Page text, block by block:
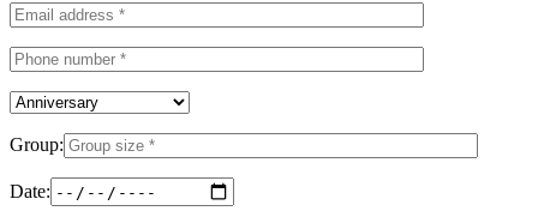
Group:
Date: